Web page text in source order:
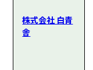
株式会社 白青
舎